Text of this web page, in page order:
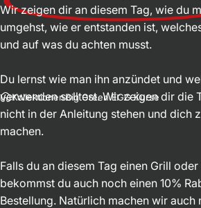
KollektionenBig Green EGG Kurse
Wir zeigen dir an diesem Tag, wie du
umgehst, wie er entstanden ist,
und auf was du achten musst.
Du lernst wie man ihn anzündet und
verwenden solltest. Wir zeigen dir die
nicht in der Anleitung stehen und dich
machen.
Falls du an diesem Tag einen Grill
bekommst du auch noch einen 10%
Bestellung. Natürlich machen wir